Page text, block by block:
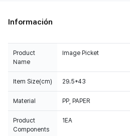
Información
Product
Name
Image Picket
Item Size(cm) 29.5*43
Material PP, PAPER
Product
Components
1EA